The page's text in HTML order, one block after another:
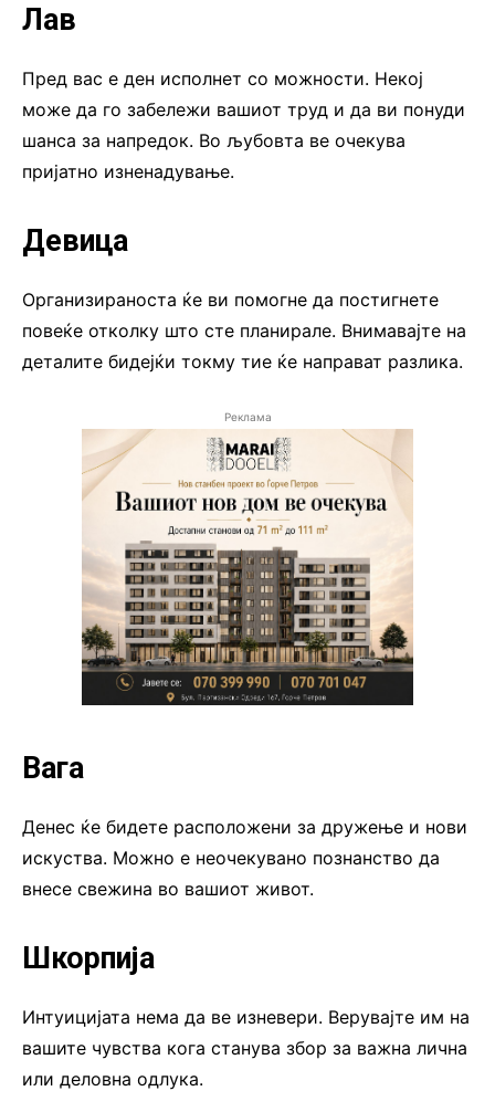
Лав
Пред вас е ден исполнет со можности. Некој
може да го забележи вашиот труд и да ви понуди
шанса за напредок. Во љубовта ве очекува
пријатно изненадување.
Девица
Организираноста ќе ви помогне да постигнете
повеќе отколку што сте планирале. Внимавајте на
деталите бидејќи токму тие ќе направат разлика.
Реклама
Вага
Денес ќе бидете расположени за дружење и нови
искуства. Можно е неочекувано познанство да
внесе свежина во вашиот живот.
Шкорпија
Интуицијата нема да ве изневери. Верувајте им на
вашите чувства кога станува збор за важна лична
или деловна одлука.